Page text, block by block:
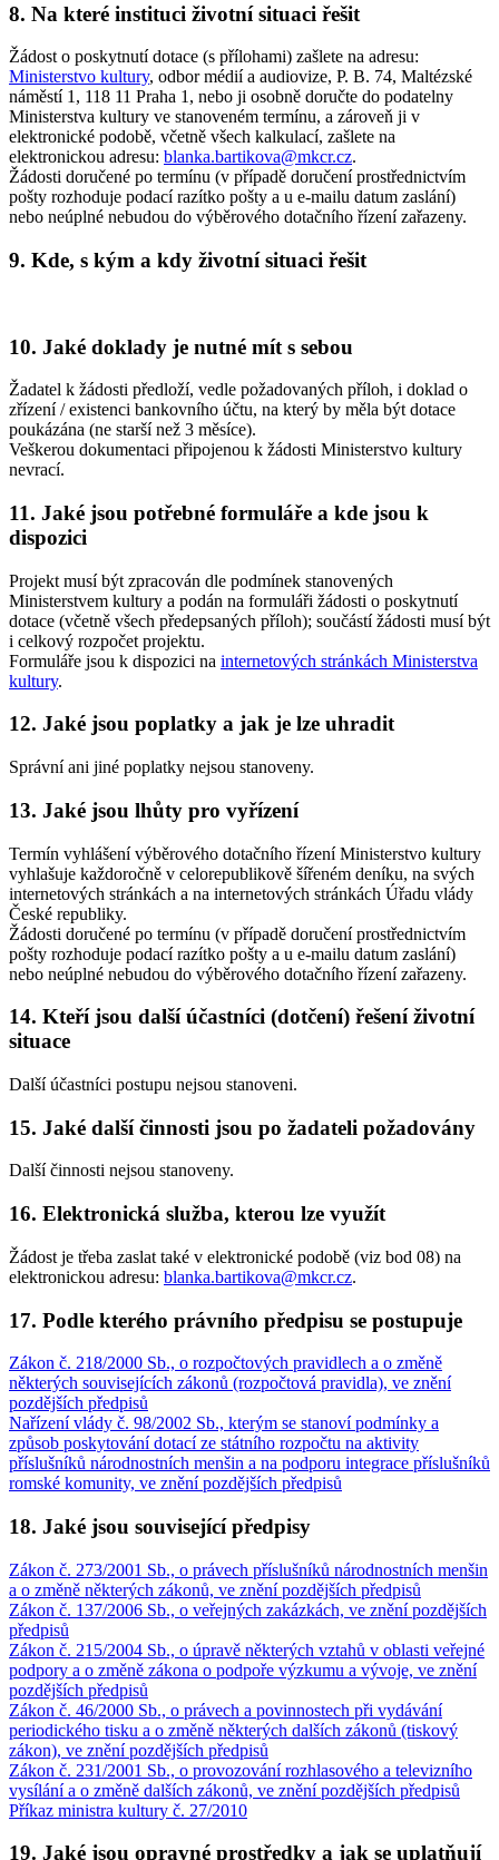
8. Na které instituci životní situaci řešit
Žádost o poskytnutí dotace (s přílohami) zašlete na adresu:
Ministerstvo kultury, odbor médií a audiovize, P. B. 74, Maltézské
náměstí 1, 118 11 Praha 1, nebo ji osobně doručte do podatelny
Ministerstva kultury ve stanoveném termínu, a zároveň ji v
elektronické podobě, včetně všech kalkulací, zašlete na
elektronickou adresu: blanka.bartikova@mkcr.cz.
Žádosti doručené po termínu (v případě doručení prostřednictvím
pošty rozhoduje podací razítko pošty a u e-mailu datum zaslání)
nebo neúplné nebudou do výběrového dotačního řízení zařazeny.
9. Kde, s kým a kdy životní situaci řešit
10. Jaké doklady je nutné mít s sebou
Žadatel k žádosti předloží, vedle požadovaných příloh, i doklad o
zřízení / existenci bankovního účtu, na který by měla být dotace
poukázána (ne starší než 3 měsíce).
Veškerou dokumentaci připojenou k žádosti Ministerstvo kultury
nevrací.
11. Jaké jsou potřebné formuláře a kde jsou k
dispozici
Projekt musí být zpracován dle podmínek stanovených
Ministerstvem kultury a podán na formuláři žádosti o poskytnutí
dotace (včetně všech předepsaných příloh); součástí žádosti musí být
i celkový rozpočet projektu.
Formuláře jsou k dispozici na internetových stránkách Ministerstva
kultury.
12. Jaké jsou poplatky a jak je lze uhradit
Správní ani jiné poplatky nejsou stanoveny.
13. Jaké jsou lhůty pro vyřízení
Termín vyhlášení výběrového dotačního řízení Ministerstvo kultury
vyhlašuje každoročně v celorepublikově šířeném deníku, na svých
internetových stránkách a na internetových stránkách Úřadu vlády
České republiky.
Žádosti doručené po termínu (v případě doručení prostřednictvím
pošty rozhoduje podací razítko pošty a u e-mailu datum zaslání)
nebo neúplné nebudou do výběrového dotačního řízení zařazeny.
14. Kteří jsou další účastníci (dotčení) řešení životní
situace
Další účastníci postupu nejsou stanoveni.
15. Jaké další činnosti jsou po žadateli požadovány
Další činnosti nejsou stanoveny.
16. Elektronická služba, kterou lze využít
Žádost je třeba zaslat také v elektronické podobě (viz bod 08) na
elektronickou adresu: blanka.bartikova@mkcr.cz.
17. Podle kterého právního předpisu se postupuje
Zákon č. 218/2000 Sb., o rozpočtových pravidlech a o změně
některých souvisejících zákonů (rozpočtová pravidla), ve znění
pozdějších předpisů
Nařízení vlády č. 98/2002 Sb., kterým se stanoví podmínky a
způsob poskytování dotací ze státního rozpočtu na aktivity
příslušníků národnostních menšin a na podporu integrace příslušníků
romské komunity, ve znění pozdějších předpisů
18. Jaké jsou související předpisy
Zákon č. 273/2001 Sb., o právech příslušníků národnostních menšin
a o změně některých zákonů, ve znění pozdějších předpisů
Zákon č. 137/2006 Sb., o veřejných zakázkách, ve znění pozdějších
předpisů
Zákon č. 215/2004 Sb., o úpravě některých vztahů v oblasti veřejné
podpory a o změně zákona o podpoře výzkumu a vývoje, ve znění
pozdějších předpisů
Zákon č. 46/2000 Sb., o právech a povinnostech při vydávání
periodického tisku a o změně některých dalších zákonů (tiskový
zákon), ve znění pozdějších předpisů
Zákon č. 231/2001 Sb., o provozování rozhlasového a televizního
vysílání a o změně dalších zákonů, ve znění pozdějších předpisů
Příkaz ministra kultury č. 27/2010
19. Jaké jsou opravné prostředky a jak se uplatňují